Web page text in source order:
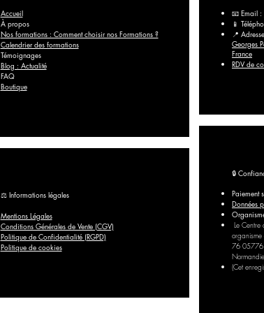
Accueil
À propos
Nos formations : Comment choisir nos Formations ?
Calendrier des formations
Témoignages
Blog : Actualité
FAQ​
Boutique
⚖️ Informations légales
Mentions Légales
Conditions Générales de Vente (CGV)
Politique de Confidentialité (RGPD)
Politique de cookies
📧 Email :
📱
📍
Georges
France
RDV de
🔒
Paiement
Données
Le Centre
organisme
76 05776
Normandie
(Cet